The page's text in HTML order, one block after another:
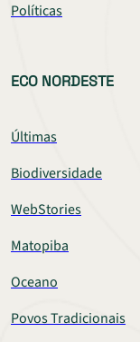
Políticas
ECO NORDESTE
Últimas
Biodiversidade
WebStories
Matopiba
Oceano
Povos Tradicionais